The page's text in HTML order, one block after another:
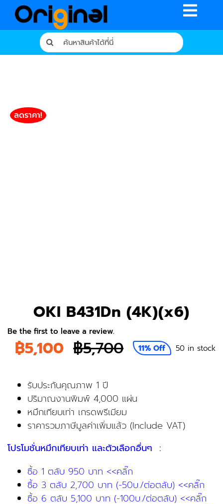
Toggle
Search
for:
ลดราคา!
OKI B431Dn (4K)(x6)
Be the first to leave a review.
฿5,700Original
was:
฿5,700.
฿5,100
Current
is:
฿5,100.
11% Off 50 in stock
รับประกันคุณภาพ 1 ปี
ปริมาณงานพิมพ์ 4,000 แผ่น
หมึกเทียบเท่า เกรดพรีเมียม
ราคารวมภาษีมูลค่าเพิ่มแล้ว (Include VAT)
โปรโมชั่นหมึกเทียบเท่า และตัวเลือกอื่นๆ :
ซื้อ 1 ตลับ 950 บาท <<คลิ๊ก
ซื้อ 3 ตลับ 2,700 บาท (-50บ./ต่อตลับ) <<คลิ๊ก
ซื้อ 6 ตลับ 5,100 บาท (-100บ./ต่อตลับ) <<คลิ๊ก